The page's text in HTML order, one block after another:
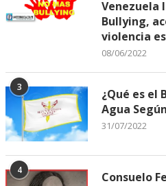
Venezuela
Bullying,
violencia
08/06/2022
3
¿Qué es el
Agua
31/07/2022
4 Consuelo